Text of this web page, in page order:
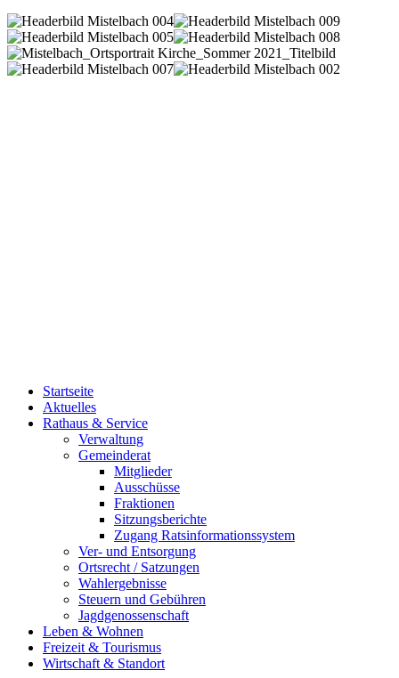
Startseite
Aktuelles
Rathaus & Service
Verwaltung
Gemeinderat
Mitglieder
Ausschüsse
Fraktionen
Sitzungsberichte
Zugang Ratsinformationssystem
Ver- und Entsorgung
Ortsrecht / Satzungen
Wahlergebnisse
Steuern und Gebühren
Jagdgenossenschaft
Leben & Wohnen
Freizeit & Tourismus
Wirtschaft & Standort